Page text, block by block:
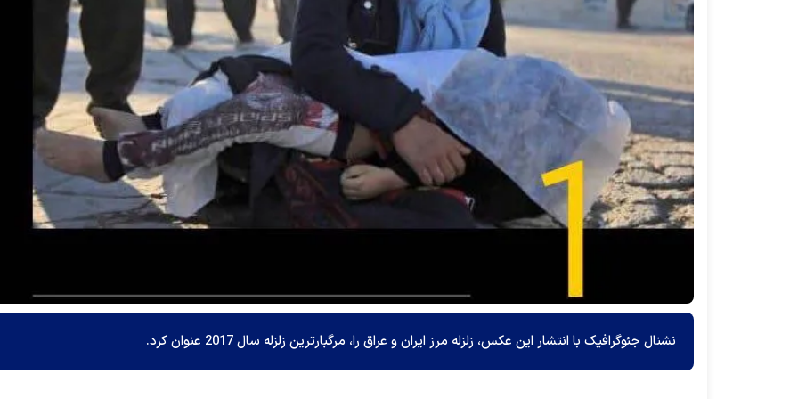
نشنال جئوگرافیک با انتشار این عکس، زلزله مرز ایران و عراق را، مرگبارترین زلزله سال 2017 عنوان کرد.